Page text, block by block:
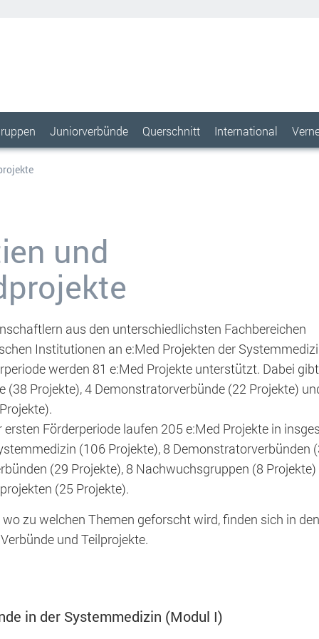
Juniorverbünde Querschnitt International
und
aus den unterschiedlichsten Fachbereichen
Institutionen an e:Med Projekten der
werden 81 e:Med Projekte unterstützt. Dabei
(38 Projekte), 4 Demonstratorverbünde (22 Projekte)
Förderperiode laufen 205 e:Med Projekte in
(106 Projekte), 8 Demonstratorverbünden
(29 Projekte), 8 Nachwuchsgruppen (8 Projekte)
(25 Projekte).
zu welchen Themen geforscht wird, finden sich in den
und Teilprojekte.
in der Systemmedizin (Modul I)
benötigt und helfen dabei, unsere Website